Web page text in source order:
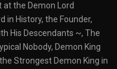
at the Demon Lord
in History, the Founder,
His Descendants ~, The
Nobody, Demon King
Strongest Demon King in